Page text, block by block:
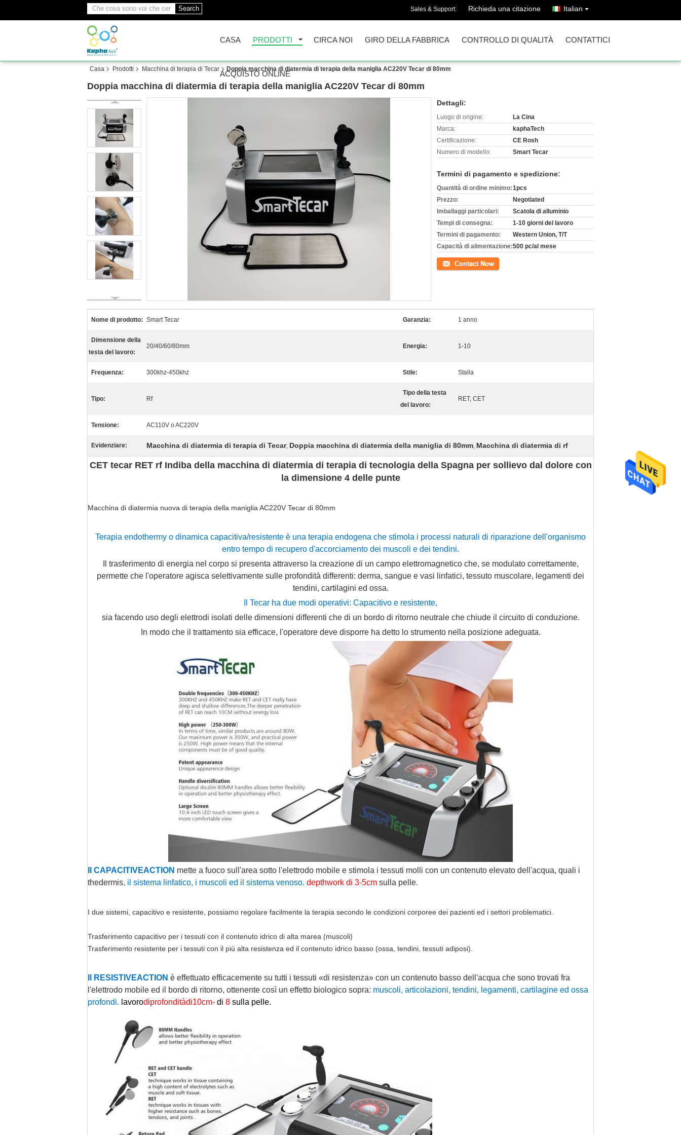
Search Sales & Support: Richieda una citazione Italian
CASA PRODOTTI CIRCA NOI GIRO DELLA FABBRICA CONTROLLO DI QUALITÀ CONTATTICI
ACQUISTO ONLINE
Casa Prodotti Macchina di terapia di Tecar Doppia macchina di diatermia di terapia della maniglia AC220V Tecar di 80mm
Doppia macchina di diatermia di terapia della maniglia AC220V Tecar di 80mm
Dettagli:
Luogo di origine:
La Cina
Marca:
kaphaTech
Certificazione:
CE Rosh
Numero di modello:
Smart Tecar
Termini di pagamento e spedizione:
Quantità di ordine minimo:1pcs
Prezzo:
Negotiated
Imballaggi particolari:
Scatola di alluminio
Tempi di consegna:
1-10 giorni del lavoro
Termini di pagamento:
Western Union, T/T
Capacità di alimentazione:500 pc/al mese
Contatto
Nome di prodotto: Smart Tecar Garanzia: 1 anno
Dimensione della
testa del lavoro:
20/40/60/80mm Energia: 1-10
Frequenza: 300khz-450khz Stile: Stalla
Tipo: Rf
Tipo della testa
del lavoro:
RET, CET
Tensione: AC110V o AC220V
Evidenziare: Macchina di diatermia di terapia di Tecar, Doppia macchina di diatermia della maniglia di 80mm, Macchina di diatermia di rf
CET tecar RET rf Indiba della macchina di diatermia di terapia di tecnologia della Spagna per sollievo dal dolore con
la dimensione 4 delle punte
Macchina di diatermia nuova di terapia della maniglia AC220V Tecar di 80mm
Terapia endothermy o dinamica capacitiva/resistente è una terapia endogena che stimola i processi naturali di riparazione dell'organismo
entro tempo di recupero d'accorciamento dei muscoli e dei tendini.
Il trasferimento di energia nel corpo si presenta attraverso la creazione di un campo elettromagnetico che, se modulato correttamente,
permette che l'operatore agisca selettivamente sulle profondità differenti: derma, sangue e vasi linfatici, tessuto muscolare, legamenti dei
tendini, cartilagini ed ossa.
Il Tecar ha due modi operativi: Capacitivo e resistente,
sia facendo uso degli elettrodi isolati delle dimensioni differenti che di un bordo di ritorno neutrale che chiude il circuito di conduzione.
In modo che il trattamento sia efficace, l'operatore deve disporre ha detto lo strumento nella posizione adeguata.
Il CAPACITIVEACTION mette a fuoco sull'area sotto l'elettrodo mobile e stimola i tessuti molli con un contenuto elevato dell'acqua, quali i
thedermis, il sistema linfatico, i muscoli ed il sistema venoso. depthwork di 3-5cm sulla pelle.
I due sistemi, capacitivo e resistente, possiamo regolare facilmente la terapia secondo le condizioni corporee dei pazienti ed i settori problematici.
Trasferimento capacitivo per i tessuti con il contenuto idrico di alta marea (muscoli)
Trasferimento resistente per i tessuti con il più alta resistenza ed il contenuto idrico basso (ossa, tendini, tessuti adiposi).
Il RESISTIVEACTION è effettuato efficacemente su tutti i tessuti «di resistenza» con un contenuto basso dell'acqua che sono trovati fra
l'elettrodo mobile ed il bordo di ritorno, ottenente così un effetto biologico sopra: muscoli, articolazioni, tendini, legamenti, cartilagine ed ossa
profondi. lavorodiprofonditàdi10cm- di 8 sulla pelle.